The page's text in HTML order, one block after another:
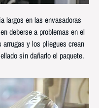
largos en las envasadoras
deberse a problemas en el
arrugas y los pliegues crean
sin dañarlo el paquete.